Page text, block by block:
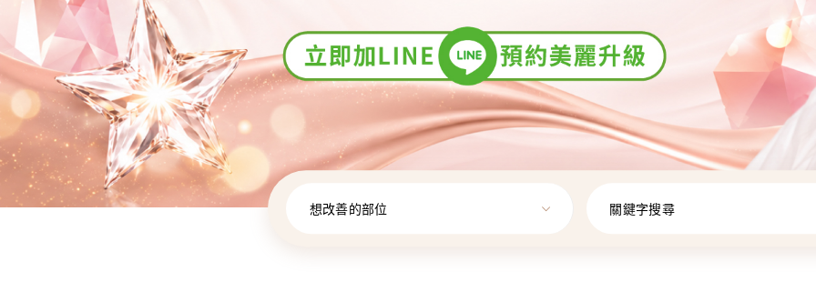
想改善的部位 關鍵字搜尋